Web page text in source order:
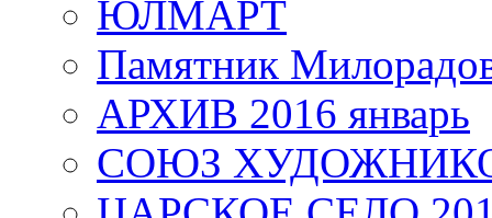
ЮЛМАРТ
Памятник
АРХИВ 2016 январь
СОЮЗ